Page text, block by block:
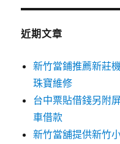
鍵
近期文章
新竹當鋪推薦新莊
珠寶維修
台中票貼借錢另附
車借款
新竹當舖提供新竹